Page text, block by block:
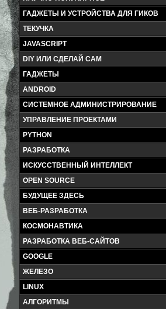
ГАДЖЕТЫ И УСТРОЙСТВА ДЛЯ ГИКОВ
ТЕКУЧКА
JAVASCRIPT
DIY ИЛИ СДЕЛАЙ САМ
ГАДЖЕТЫ
ANDROID
СИСТЕМНОЕ АДМИНИСТРИРОВАНИЕ
УПРАВЛЕНИЕ ПРОЕКТАМИ
PYTHON
РАЗРАБОТКА
ИСКУССТВЕННЫЙ ИНТЕЛЛЕКТ
OPEN SOURCE
БУДУЩЕЕ ЗДЕСЬ
ВЕБ-РАЗРАБОТКА
КОСМОНАВТИКА
РАЗРАБОТКА ВЕБ-САЙТОВ
GOOGLE
ЖЕЛЕЗО
LINUX
АЛГОРИТМЫ